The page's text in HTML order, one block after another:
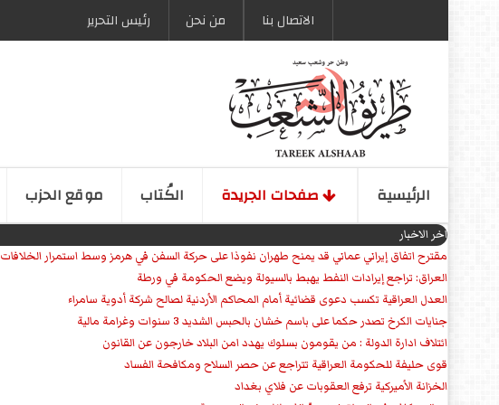
الاتصال بنا من نحن رئیس التحریر
الرئیسیة صفحات الجریدة الكُتاب موقع الحزب
اخر الاخبار
مقترح اتفاق إيراني عماني قد يمنح طهران نفوذا على حركة السفن في هرمز وسط استمرار الخلافات
العراق: تراجع إيرادات النفط يهبط بالسيولة ويضع الحكومة في ورطة
العدل العراقية تكسب دعوى قضائية أمام المحاكم الأردنية لصالح شركة أدوية سامراء
جنايات الكرخ تصدر حكما على باسم خشان بالحبس الشديد 3 سنوات وغرامة مالية
ائتلاف ادارة الدولة : من يقومون بسلوك يهدد امن البلاد خارجون عن القانون
قوى حليفة للحكومة العراقية تتراجع عن حصر السلاح ومكافحة الفساد
الخزانة الأميركية ترفع العقوبات عن فلاي بغداد